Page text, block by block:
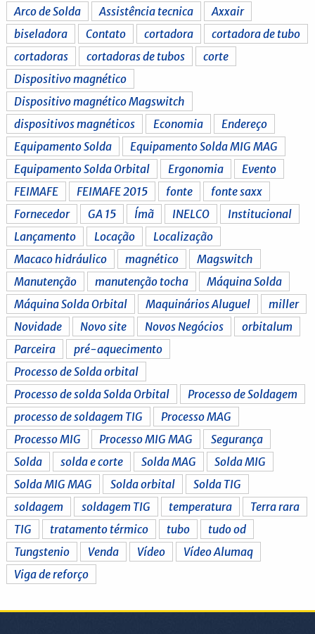
Arco de Solda Assistência tecnica
Axxair
biseladora
Contato cortadora
cortadora de tubo
cortadoras
cortadoras de tubos
corte
Dispositivo magnético
Dispositivo magnético Magswitch
dispositivos magnéticos
Economia
Endereço
Equipamento Solda
Equipamento Solda MIG MAG
Equipamento Solda Orbital
Ergonomia
Evento
FEIMAFE
FEIMAFE 2015 fonte
fonte saxx
Fornecedor
GA 15 Ímã INELCO
Institucional
Lançamento
Locação
Localização
Macaco hidráulico
magnético
Magswitch
Manutenção
manutenção tocha
Máquina Solda
Máquina Solda Orbital
Maquinários Aluguel
miller
Novidade
Novo site Novos Negócios
orbitalum
Parceira
pré-aquecimento
Processo de Solda orbital
Processo de solda Solda Orbital
Processo de Soldagem
processo de soldagem TIG
Processo MAG
Processo MIG
Processo MIG MAG
Segurança
Solda
solda e corte Solda MAG
Solda MIG
Solda MIG MAG
Solda orbital
Solda TIG
soldagem
soldagem TIG temperatura
Terra rara
TIG
tratamento térmico tubo
tudo od
Tungstenio
Venda Vídeo
Vídeo Alumaq
Viga de reforço